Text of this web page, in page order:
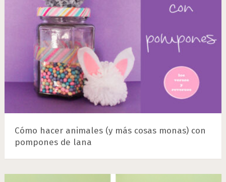
Cómo hacer animales (y más cosas monas) con
pompones de lana